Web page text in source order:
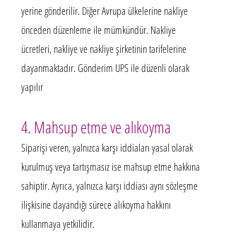
yerine gönderilir. Diğer Avrupa ülkelerine nakliye
önceden düzenleme ile mümkündür. Nakliye
ücretleri, nakliye ve nakliye şirketinin tarifelerine
dayanmaktadır. Gönderim UPS ile düzenli olarak
yapılır
4. Mahsup etme ve alıkoyma
Siparişi veren, yalnızca karşı iddiaları yasal olarak
kurulmuş veya tartışmasız ise mahsup etme hakkına
sahiptir. Ayrıca, yalnızca karşı iddiası aynı sözleşme
ilişkisine dayandığı sürece alıkoyma hakkını
kullanmaya yetkilidir.